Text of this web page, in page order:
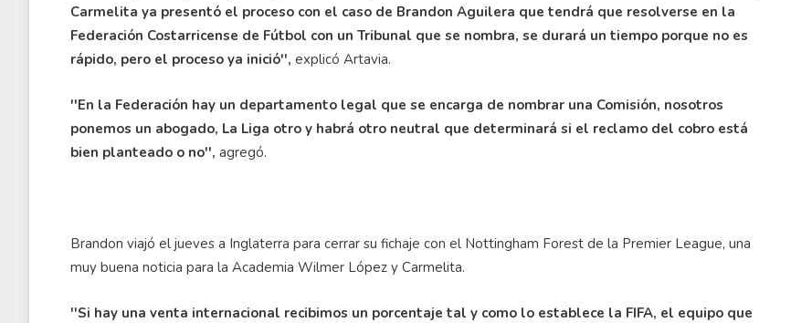
Carmelita ya presentó el proceso con el caso de Brandon Aguilera que tendrá que resolverse en la
Federación Costarricense de Fútbol con un Tribunal que se nombra, se durará un tiempo porque no es
rápido, pero el proceso ya inició'', explicó Artavia.
''En la Federación hay un departamento legal que se encarga de nombrar una Comisión, nosotros
ponemos un abogado, La Liga otro y habrá otro neutral que determinará si el reclamo del cobro está
bien planteado o no'', agregó.
Brandon viajó el jueves a Inglaterra para cerrar su fichaje con el Nottingham Forest de la Premier League, una
muy buena noticia para la Academia Wilmer López y Carmelita.
''Si hay una venta internacional recibimos un porcentaje tal y como lo establece la FIFA, el equipo que